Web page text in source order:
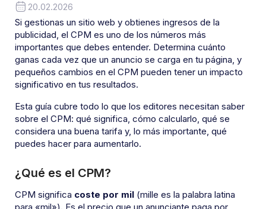
20.02.2026
Si gestionas un sitio web y obtienes ingresos de la
publicidad, el CPM es uno de los números más
importantes que debes entender. Determina cuánto
ganas cada vez que un anuncio se carga en tu página, y
pequeños cambios en el CPM pueden tener un impacto
significativo en tus resultados.
Esta guía cubre todo lo que los editores necesitan saber
sobre el CPM: qué significa, cómo calcularlo, qué se
considera una buena tarifa y, lo más importante, qué
puedes hacer para aumentarlo.
¿Qué es el CPM?
CPM significa coste por mil (mille es la palabra latina
para «mil»). Es el precio que un anunciante paga por